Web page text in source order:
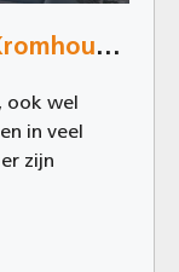
Gefigureerd beton bij het Kromhoutpark in Tilburg
ook wel
in veel
zijn